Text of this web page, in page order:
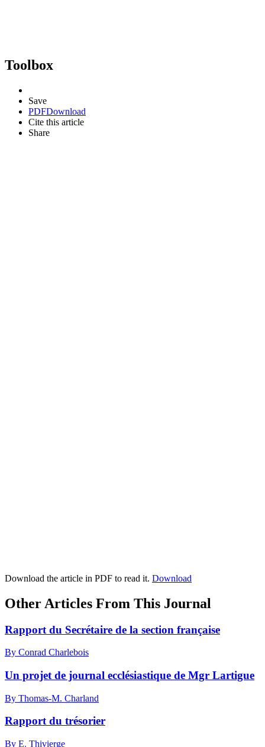
Toolbox
Save
PDFDownload
Cite this article
Share
Download the article in PDF to read it. Download
Other Articles From This Journal
Rapport du Secrétaire de la section française
By Conrad Charlebois
Un projet de journal ecclésiastique de Mgr Lartigue
By Thomas-M. Charland
Rapport du trésorier
By E. Thivierge